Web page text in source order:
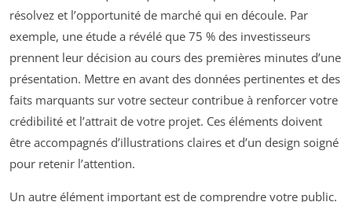
résolvez et l’opportunité de marché qui en découle. Par
exemple, une étude a révélé que 75 % des investisseurs
prennent leur décision au cours des premières minutes d’une
présentation. Mettre en avant des données pertinentes et des
faits marquants sur votre secteur contribue à renforcer votre
crédibilité et l’attrait de votre projet. Ces éléments doivent
être accompagnés d’illustrations claires et d’un design soigné
pour retenir l’attention.
Un autre élément important est de comprendre votre public.